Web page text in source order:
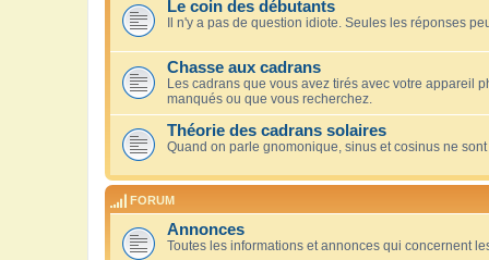
Le coin des débutants
Il n'y a pas de question idiote. Seules les réponses
Chasse aux cadrans
Les cadrans que vous avez tirés avec votre appareil
manqués ou que vous recherchez.
Théorie des cadrans solaires
Quand on parle gnomonique, sinus et cosinus ne
FORUM
Annonces
Toutes les informations et annonces qui concernent